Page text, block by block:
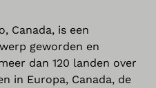
Canada, is een
geworden en
dan 120 landen over
in Europa, Canada, de